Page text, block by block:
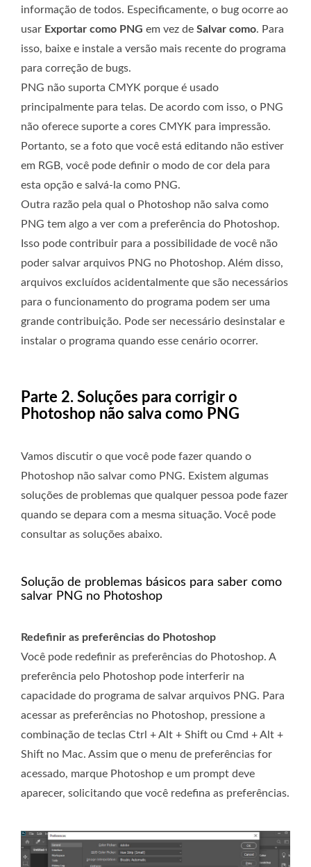
informação de todos. Especificamente, o bug ocorre ao
usar Exportar como PNG em vez de Salvar como. Para
isso, baixe e instale a versão mais recente do programa
para correção de bugs.
PNG não suporta CMYK porque é usado
principalmente para telas. De acordo com isso, o PNG
não oferece suporte a cores CMYK para impressão.
Portanto, se a foto que você está editando não estiver
em RGB, você pode definir o modo de cor dela para
esta opção e salvá-la como PNG.
Outra razão pela qual o Photoshop não salva como
PNG tem algo a ver com a preferência do Photoshop.
Isso pode contribuir para a possibilidade de você não
poder salvar arquivos PNG no Photoshop. Além disso,
arquivos excluídos acidentalmente que são necessários
para o funcionamento do programa podem ser uma
grande contribuição. Pode ser necessário desinstalar e
instalar o programa quando esse cenário ocorrer.
Parte 2. Soluções para corrigir o
Photoshop não salva como PNG
Vamos discutir o que você pode fazer quando o
Photoshop não salvar como PNG. Existem algumas
soluções de problemas que qualquer pessoa pode fazer
quando se depara com a mesma situação. Você pode
consultar as soluções abaixo.
Solução de problemas básicos para saber como
salvar PNG no Photoshop
Redefinir as preferências do Photoshop
Você pode redefinir as preferências do Photoshop. A
preferência pelo Photoshop pode interferir na
capacidade do programa de salvar arquivos PNG. Para
acessar as preferências no Photoshop, pressione a
combinação de teclas Ctrl + Alt + Shift ou Cmd + Alt +
Shift no Mac. Assim que o menu de preferências for
acessado, marque Photoshop e um prompt deve
aparecer, solicitando que você redefina as preferências.